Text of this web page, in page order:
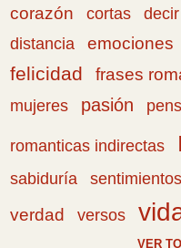
corazón
cortas
distancia emociones
felicidad frases
mujeres
pasión
romanticas indirectas
sabiduría sentimientos
verdad
versos
VER